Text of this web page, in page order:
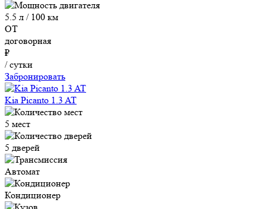
5.5 л / 100 км
ОТ
договорная
₽
/ сутки
Забронировать
Kia Picanto 1.3 AT
5 мест
5 дверей
Автомат
Кондиционер